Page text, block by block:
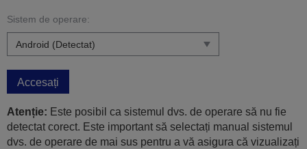
Sistem de operare:
Accesați
Atenție: Este posibil ca sistemul dvs. de operare să nu fie
detectat corect. Este important să selectați manual sistemul
dvs. de operare de mai sus pentru a vă asigura că vizualizați